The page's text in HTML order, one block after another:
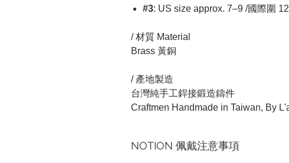
#3: US size approx. 7–9 /國際圍
/ 材質 Material
Brass 黃銅
/ 產地製造
台灣純手工銲接鍛造鑄件
Craftmen Handmade in Taiwan, By
NOTION 佩戴注意事項